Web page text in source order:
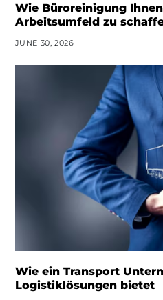
Wie Büroreinigung
Arbeitsumfeld zu
JUNE 30, 2026
Wie ein Transport
Logistiklösungen bietet